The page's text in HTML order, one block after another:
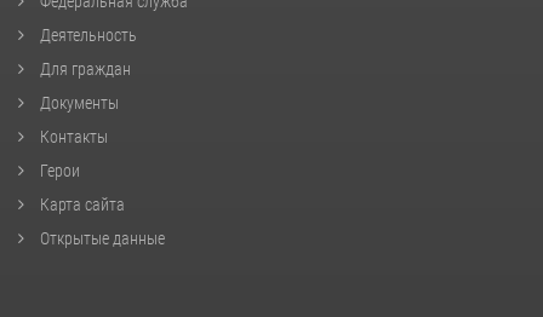
Деятельность
Для граждан
Документы
Контакты
Герои
Карта сайта
Открытые данные